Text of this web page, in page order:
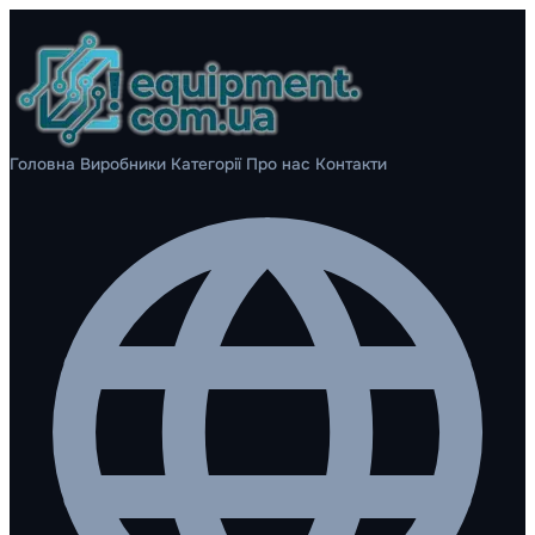
Головна Виробники Категорії Про нас Контакти